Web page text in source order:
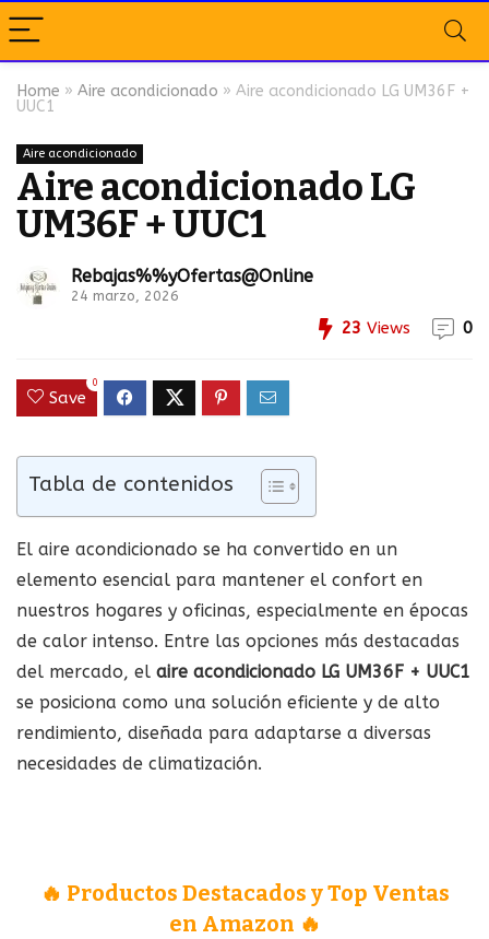
Home » Aire acondicionado » Aire acondicionado LG UM36F +
UUC1
Aire acondicionado
Aire acondicionado LG
UM36F + UUC1
Rebajas%%yOfertas@Online
24 marzo, 2026
23 Views 0
Save
0
Tabla de contenidos
El aire acondicionado se ha convertido en un
elemento esencial para mantener el confort en
nuestros hogares y oficinas, especialmente en épocas
de calor intenso. Entre las opciones más destacadas
del mercado, el aire acondicionado LG UM36F + UUC1
se posiciona como una solución eficiente y de alto
rendimiento, diseñada para adaptarse a diversas
necesidades de climatización.
🔥 Productos Destacados y Top Ventas
en Amazon 🔥